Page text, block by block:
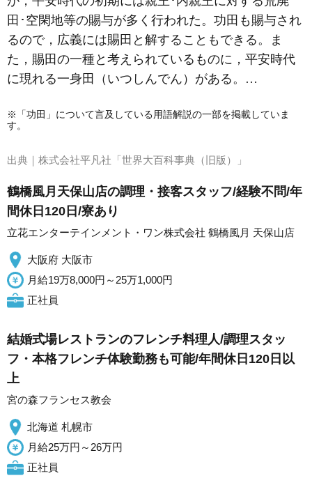
田･空閑地等の賜与が多く行われた。 功田 も賜与され
るので，広義には賜田と解することもできる。ま
た，賜田の一種と考えられているものに，平安時代
に現れる一身田（いつしんでん）がある。…
※「功田」について言及している用語解説の一部を掲載していま
す。
出典｜ 株式会社平凡社「世界大百科事典（旧版）」
鶴橋風月天保山店の調理・接客スタッフ/経験不問/年
間休日120日/寮あり
立花エンターテインメント・ワン株式会社 鶴橋風月 天保山店
大阪府 大阪市
月給19万8,000円～25万1,000円
正社員
結婚式場レストランのフレンチ料理人/調理スタッ
フ・本格フレンチ体験勤務も可能/年間休日120日以
上
宮の森フランセス教会
北海道 札幌市
月給25万円～26万円
正社員